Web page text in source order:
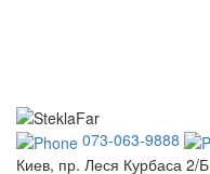
073-063-9888
Киев, пр. Леся Курбаса 2/Б